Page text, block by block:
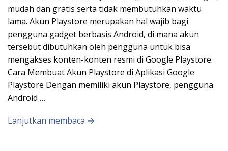
mudah dan gratis serta tidak membutuhkan waktu
lama. Akun Playstore merupakan hal wajib bagi
pengguna gadget berbasis Android, di mana akun
tersebut dibutuhkan oleh pengguna untuk bisa
mengakses konten-konten resmi di Google Playstore.
Cara Membuat Akun Playstore di Aplikasi Google
Playstore Dengan memiliki akun Playstore, pengguna
Android …
Lanjutkan membaca →